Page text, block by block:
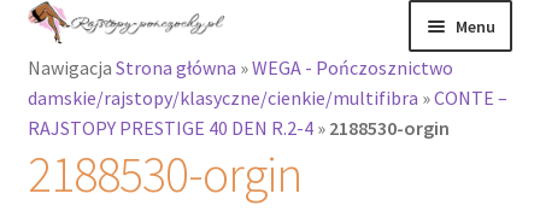
Przejdź
nawigacji
Przejdź
treści
Menu
Rajstopy
Rozwiń
menu
potomne
Nawigacja Strona główna »WEGA - Pończosznictwo
damskie/rajstopy/klasyczne/cienkie/multifibra »CONTE –
RAJSTOPY PRESTIGE 40 DEN R.2-4» 2188530-orgin
2188530-orgin